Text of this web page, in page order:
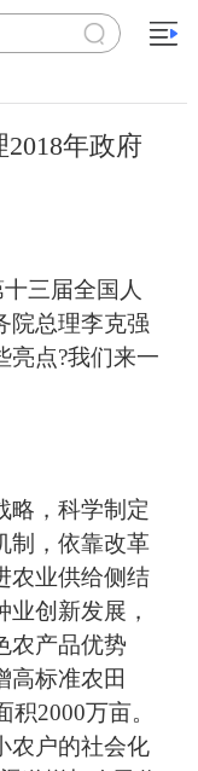
年政府
三届全国人
院总理李克强
亮点?我们来一
，科学制定
制，依靠改革
农业供给侧结
创新发展，
农产品优势
高标准农田
2000万亩。
农户的社会化